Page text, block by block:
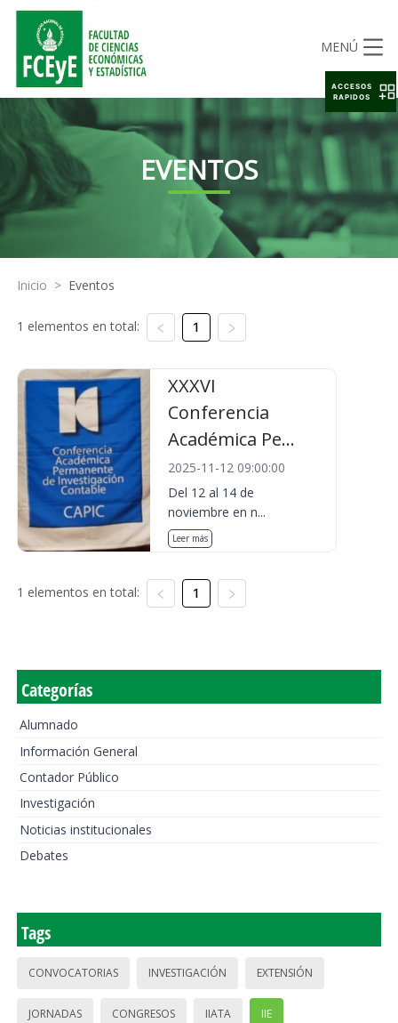
MENÚ
EVENTOS
Inicio > Eventos
1 elementos en total: 1
XXXVI
Conferencia
Académica Pe...
2025-11-12 09:00:00
Del 12 al 14 de
noviembre en n...
Leer más
1 elementos en total: 1
Categorías
Alumnado
Información General
Contador Público
Investigación
Noticias institucionales
Debates
Tags
CONVOCATORIAS INVESTIGACIÓN EXTENSIÓN
JORNADAS CONGRESOS IIATA IIE
ACCESOS
RAPIDOS